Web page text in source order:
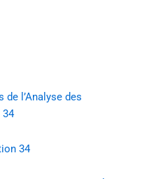
l’Analyse des
34
34